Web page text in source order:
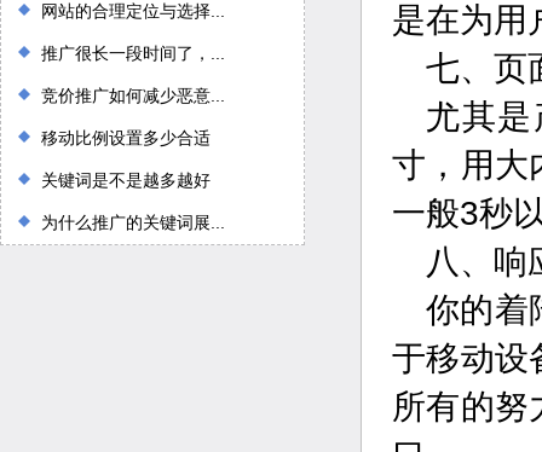
网站的合理定位与选择...
推广很长一段时间了，...
竞价推广如何减少恶意...
移动比例设置多少合适
关键词是不是越多越好
为什么推广的关键词展...
是在为用
七、页
尤其
寸，用大
一般3秒
八、响
你的着
于移动设
所有的努